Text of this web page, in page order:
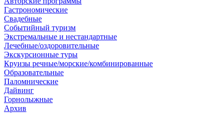
Гастрономические
Свадебные
Событийный туризм
Экстремальные и нестандартные
Лечебные/оздоровительные
Экскурсионные туры
Круизы речные/морские/комбинированные
Образовательные
Паломнические
Дайвинг
Горнолыжные
Архив